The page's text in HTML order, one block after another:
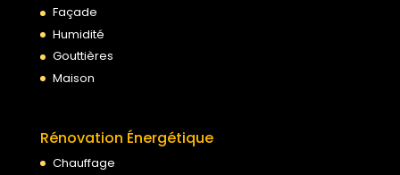
Façade
Humidité
Gouttières
Maison
Rénovation Énergétique
Chauffage